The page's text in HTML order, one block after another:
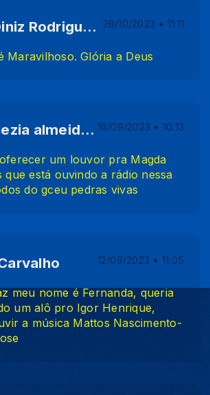
Marcella Diniz Rodrigues De Oliveira 28/10/2023 • 11:11
Maravilhoso. Glória a Deus
Divania quezia almeida furtado 16/09/2023 • 10:13
um louvor pra Magda
que está ouvindo a rádio nessa
do gceu pedras vivas
12/09/2023 • 11:05
meu nome é Fernanda, queria
um alô pro Igor Henrique,
a música Mattos Nascimento-